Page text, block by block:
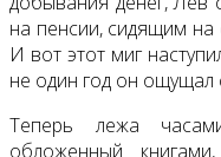
на пенсии, сидящим на
И вот этот миг
не один год он
Теперь лежа
обложенный